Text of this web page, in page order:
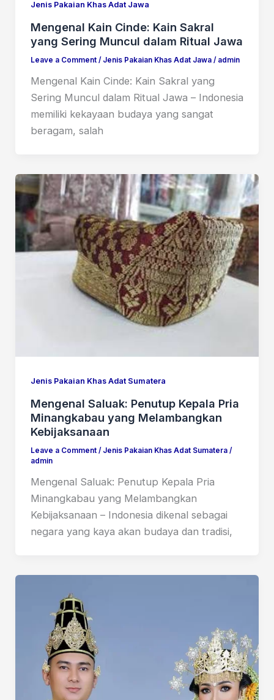
Jenis Pakaian Khas Adat Jawa
Mengenal Kain Cinde: Kain Sakral
yang Sering Muncul dalam Ritual Jawa
Leave a Comment / Jenis Pakaian Khas Adat Jawa/ admin
Mengenal Kain Cinde: Kain Sakral yang
Sering Muncul dalam Ritual Jawa – Indonesia
memiliki kekayaan budaya yang sangat
beragam, salah
Jenis Pakaian Khas Adat Sumatera
Mengenal Saluak: Penutup Kepala Pria
Minangkabau yang Melambangkan
Kebijaksanaan
Leave a Comment / Jenis Pakaian Khas Adat Sumatera/
admin
Mengenal Saluak: Penutup Kepala Pria
Minangkabau yang Melambangkan
Kebijaksanaan – Indonesia dikenal sebagai
negara yang kaya akan budaya dan tradisi,